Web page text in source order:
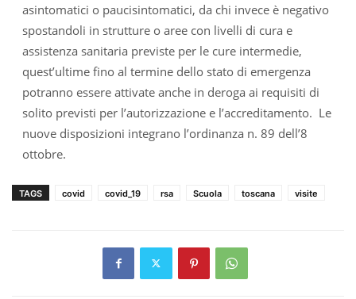
asintomatici o paucisintomatici, da chi invece è negativo
spostandoli in strutture o aree con livelli di cura e
assistenza sanitaria previste per le cure intermedie,
quest’ultime fino al termine dello stato di emergenza
potranno essere attivate anche in deroga ai requisiti di
solito previsti per l’autorizzazione e l’accreditamento. Le
nuove disposizioni integrano l’ordinanza n. 89 dell’8
ottobre.
TAGS covid covid_19 rsa Scuola toscana visite